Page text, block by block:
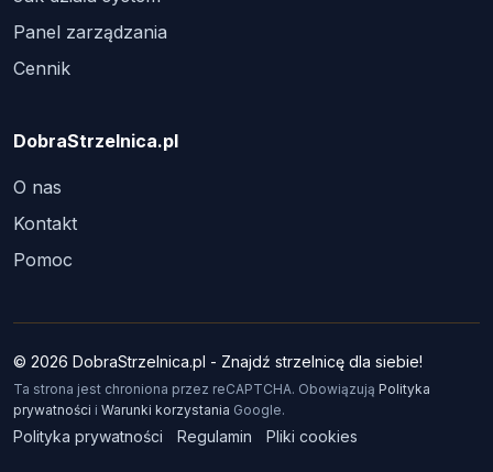
Panel zarządzania
Cennik
DobraStrzelnica.pl
O nas
Kontakt
Pomoc
© 2026 DobraStrzelnica.pl - Znajdź strzelnicę dla siebie!
Ta strona jest chroniona przez reCAPTCHA. Obowiązują Polityka
prywatności i Warunki korzystania Google.
Polityka prywatności Regulamin Pliki cookies